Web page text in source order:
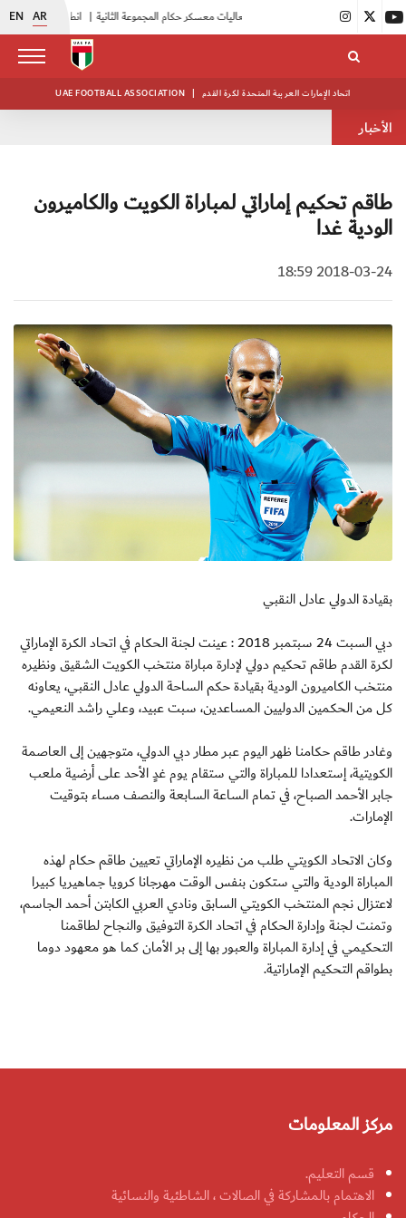
EN AR انطلاق منافسات بطولة النخبة لحرس الرئاسة |
UAE FOOTBALL ASSOCIATION | اتحاد الإمارات العربية المتحدة لكرة القدم
الأخبار
طاقم تحكيم إماراتي لمباراة الكويت والكاميرون
الودية غدا
2018-03-24 18:59
بقيادة الدولي عادل النقبي
دبي السبت 24 سبتمبر 2018 : عينت لجنة الحكام في اتحاد الكرة الإماراتي
لكرة القدم طاقم تحكيم دولي لإدارة مباراة منتخب الكويت الشقيق ونظيره
منتخب الكاميرون الودية بقيادة حكم الساحة الدولي عادل النقبي، يعاونه
كل من الحكمين الدوليين المساعدين، سبت عبيد، وعلي راشد النعيمي.
وغادر طاقم حكامنا ظهر اليوم عبر مطار دبي الدولي، متوجهين إلى العاصمة
الكويتية، إستعدادا للمباراة والتي ستقام يوم غدٍ الأحد على أرضية ملعب
جابر الأحمد الصباح، في تمام الساعة السابعة والنصف مساء بتوقيت
الإمارات.
وكان الاتحاد الكويتي طلب من نظيره الإماراتي تعيين طاقم حكام لهذه
المباراة الودية والتي ستكون بنفس الوقت مهرجانا كرويا جماهيريا كبيرا
لاعتزال نجم المنتخب الكويتي السابق ونادي العربي الكابتن أحمد الجاسم،
وتمنت لجنة وإدارة الحكام في اتحاد الكرة التوفيق والنجاح لطاقمنا
التحكيمي في إدارة المباراة والعبور بها إلى بر الأمان كما هو معهود دوما
بطواقم التحكيم الإماراتية.
مركز المعلومات
قسم التعليم.
الاهتمام بالمشاركة في الصالات ، الشاطئية والنسائية